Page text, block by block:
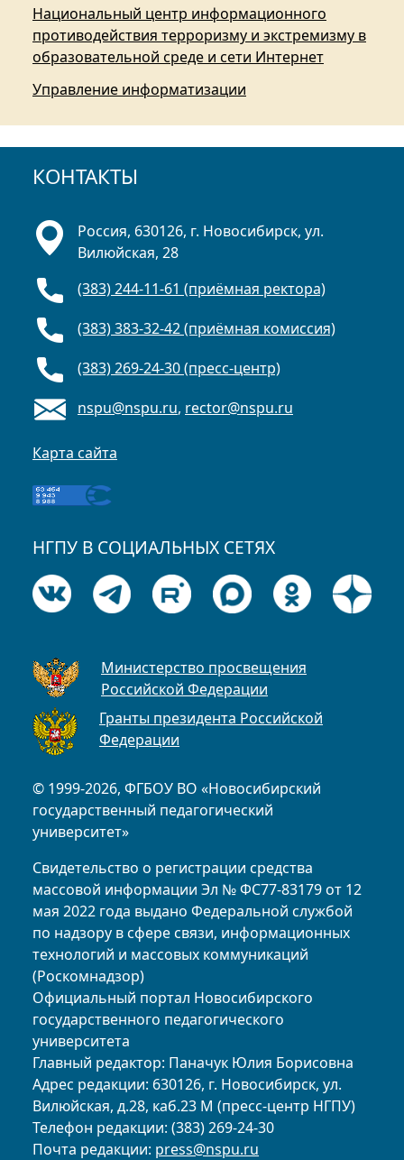
Национальный центр информационного
противодействия терроризму и экстремизму в
образовательной среде и сети Интернет
Управление информатизации
КОНТАКТЫ
© 1999-2026, ФГБОУ ВО «Новосибирский
государственный педагогический
университет»
Свидетельство о регистрации средства
массовой информации Эл № ФС77-83179 от 12
мая 2022 года выдано Федеральной службой
по надзору в сфере связи, информационных
технологий и массовых коммуникаций
(Роскомнадзор)
Официальный портал Новосибирского
государственного педагогического
университета
Главный редактор: Паначук Юлия Борисовна
Адрес редакции: 630126, г. Новосибирск, ул.
Вилюйская, д.28, каб.23 М (пресс-центр НГПУ)
Телефон редакции: (383) 269-24-30
Почта редакции: press@nspu.ru
Россия, 630126, г. Новосибирск, ул.
Вилюйская, 28
(383) 244-11-61 (приёмная ректора)
(383) 383-32-42 (приёмная комиссия)
(383) 269-24-30 (пресс-центр)
nspu@nspu.ru, rector@nspu.ru
Карта сайта
НГПУ В СОЦИАЛЬНЫХ СЕТЯХ
Министерство просвещения
Российской Федерации
Гранты президента Российской
Федерации